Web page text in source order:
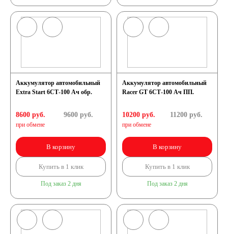
Аккумуляторы для
Азии
Аккумуляторы для
автомобилей
Аккумуляторы для
европейских
Аккумулятор автомобильный
Extra Start 6СТ-100 Ач обр.
8600 руб.
при обмене
9600руб.
В корзину
Купить в 1 клик
Под заказ 2 дня
Аккумулятор автомобильный
Racer GT 6СТ-100 Ач ПП.
10200 руб.
при обмене
11200руб.
В корзину
Купить в 1 клик
Под заказ 2 дня